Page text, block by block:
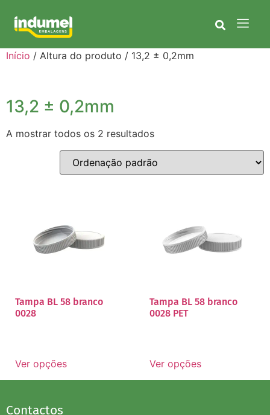
Início / Altura do produto / 13,2 ± 0,2mm
13,2 ± 0,2mm
A mostrar todos os 2 resultados
Tampa BL 58 branco
0028
Ver opções
Tampa BL 58 branco
0028 PET
Ver opções
Contactos